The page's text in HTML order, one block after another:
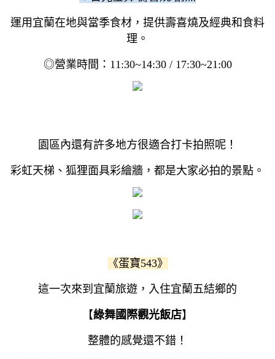
運用宜蘭在地與當季食材，提供壽喜燒及經典和食料
理。
◎營業時間：11:30~14:30 / 17:30~21:00
園區內還有許多地方很適合打卡拍照呢！
彩虹天梯、狐狸面具彩繪牆，都是大家必拍的景點。
《蛋寶543》
這一次來到宜蘭旅遊，入住宜蘭五結鄉的
【綠舞國際觀光飯店】
整體的感覺還不錯！